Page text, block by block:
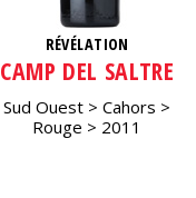
RÉVÉLATION
CAMP DEL SALTRE
Sud Ouest
Cahors
Rouge
2011